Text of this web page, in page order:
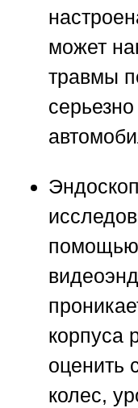
может
травмы
помощью
корпуса
оценить
колес,